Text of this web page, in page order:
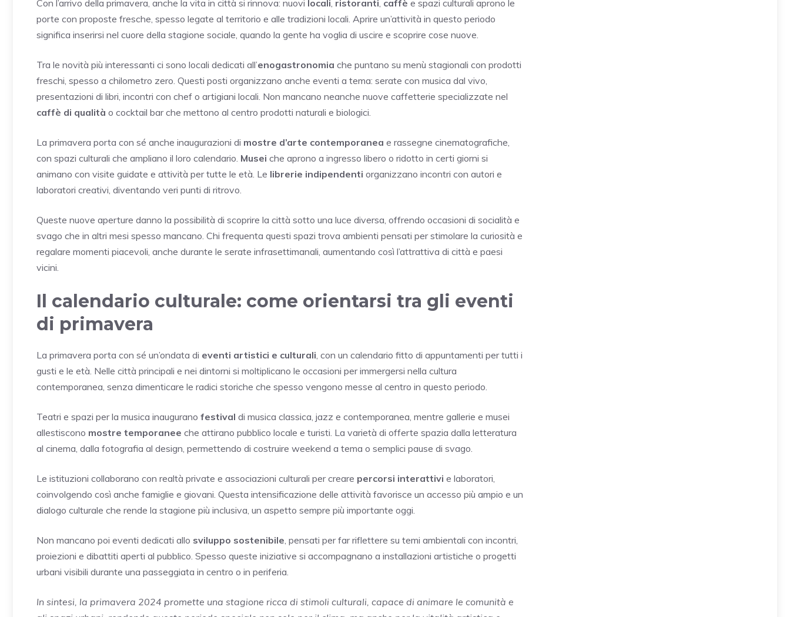
Con l’arrivo della primavera, anche la vita in città si rinnova: nuovi locali ristoranti caffè e spazi culturali aprono le
porte con proposte fresche, spesso legate al territorio e alle tradizioni locali. Aprire un’attività in questo periodo
significa inserirsi nel cuore della stagione sociale, quando la gente ha voglia di uscire e scoprire cose nuove.
Tra le novità più interessanti ci sono locali dedicati all’enogastronomia che puntano su menù stagionali con prodotti
freschi, spesso a chilometro zero. Questi posti organizzano anche eventi a tema: serate con musica dal vivo,
presentazioni di libri, incontri con chef o artigiani locali. Non mancano neanche nuove caffetterie specializzate nel
caffè di qualità o cocktail bar che mettono al centro prodotti naturali e biologici.
La primavera porta con sé anche inaugurazioni di mostre d’arte contemporanea e rassegne cinematografiche,
con spazi culturali che ampliano il loro calendario. Musei che aprono a ingresso libero o ridotto in certi giorni si
animano con visite guidate e attività per tutte le età. Le librerie indipendenti organizzano incontri con autori e
laboratori creativi, diventando veri punti di ritrovo.
Queste nuove aperture danno la possibilità di scoprire la città sotto una luce diversa, offrendo occasioni di socialità e
svago che in altri mesi spesso mancano. Chi frequenta questi spazi trova ambienti pensati per stimolare la curiosità e
regalare momenti piacevoli, anche durante le serate infrasettimanali, aumentando così l’attrattiva di città e paesi
vicini.
Il calendario culturale: come orientarsi tra gli eventi
di primavera
La primavera porta con sé un’ondata di eventi artistici e culturali , con un calendario fitto di appuntamenti per tutti i
gusti e le età. Nelle città principali e nei dintorni si moltiplicano le occasioni per immergersi nella cultura
contemporanea, senza dimenticare le radici storiche che spesso vengono messe al centro in questo periodo.
Teatri e spazi per la musica inaugurano festival di musica classica, jazz e contemporanea, mentre gallerie e musei
allestiscono mostre temporanee che attirano pubblico locale e turisti. La varietà di offerte spazia dalla letteratura
al cinema, dalla fotografia al design, permettendo di costruire weekend a tema o semplici pause di svago.
Le istituzioni collaborano con realtà private e associazioni culturali per creare percorsi interattivi e laboratori,
coinvolgendo così anche famiglie e giovani. Questa intensificazione delle attività favorisce un accesso più ampio e un
dialogo culturale che rende la stagione più inclusiva, un aspetto sempre più importante oggi.
Non mancano poi eventi dedicati allo sviluppo sostenibile , pensati per far riflettere su temi ambientali con incontri,
proiezioni e dibattiti aperti al pubblico. Spesso queste iniziative si accompagnano a installazioni artistiche o progetti
urbani visibili durante una passeggiata in centro o in periferia.
In sintesi, la primavera 2024 promette una stagione ricca di stimoli culturali, capace di animare le comunità e